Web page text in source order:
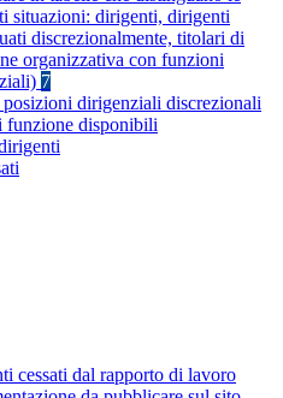
situazioni: dirigenti, dirigenti
discrezionalmente, titolari di
organizzativa con funzioni
7
dirigenziali discrezionali
funzione disponibili
cessati dal rapporto di lavoro